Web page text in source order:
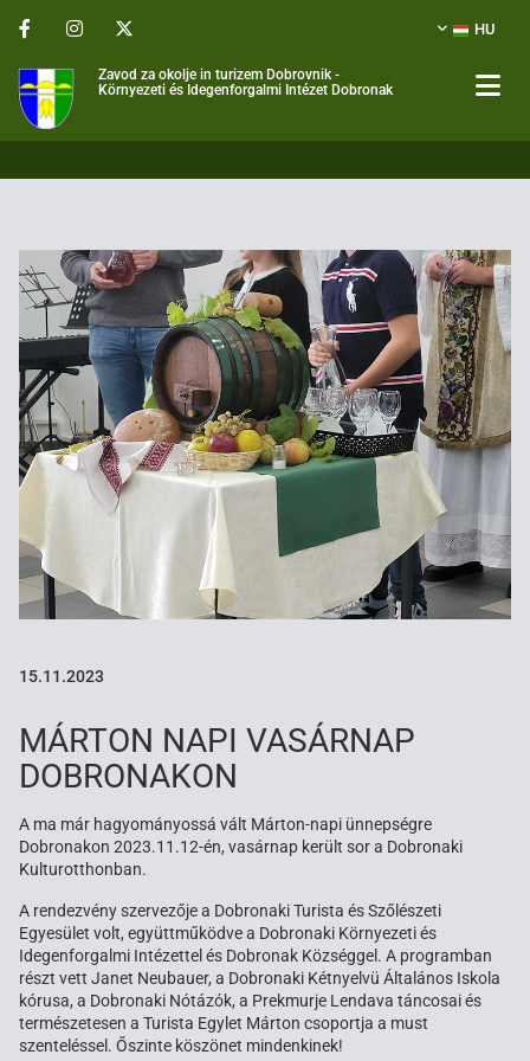
HU
Zavod za okolje in turizem Dobrovnik -
Környezeti és Idegenforgalmi Intézet Dobronak
15.11.2023
MÁRTON NAPI VASÁRNAP
DOBRONAKON
A ma már hagyományossá vált Márton-napi ünnepségre
Dobronakon 2023.11.12-én, vasárnap került sor a Dobronaki
Kulturotthonban.
A rendezvény szervezője a Dobronaki Turista és Szőlészeti
Egyesület volt, együttműködve a Dobronaki Környezeti és
Idegenforgalmi Intézettel és Dobronak Községgel. A programban
részt vett Janet Neubauer, a Dobronaki Kétnyelvü Általános Iskola
kórusa, a Dobronaki Nótázók, a Prekmurje Lendava táncosai és
természetesen a Turista Egylet Márton csoportja a must
szenteléssel. Őszinte köszönet mindenkinek!